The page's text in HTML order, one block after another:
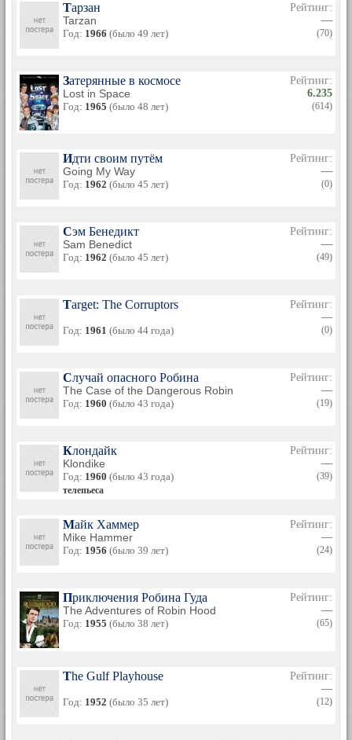
Тарзан
Tarzan
Год: 1966 (было 49 лет)
Рейтинг:
—
(70)
Затерянные в космосе
Lost in Space
Год: 1965 (было 48 лет)
Рейтинг:
6.235
(614)
Идти своим путём
Going My Way
Год: 1962 (было 45 лет)
Рейтинг:
—
(0)
Сэм Бенедикт
Sam Benedict
Год: 1962 (было 45 лет)
Рейтинг:
—
(49)
Target: The Corruptors
Год: 1961 (было 44 года)
Рейтинг:
—
(0)
Случай опасного Робина
The Case of the Dangerous Robin
Год: 1960 (было 43 года)
Рейтинг:
—
(19)
Клондайк
Klondike
Год: 1960 (было 43 года)
телепьеса
Рейтинг:
—
(39)
Майк Хаммер
Mike Hammer
Год: 1956 (было 39 лет)
Рейтинг:
—
(24)
Приключения Робина Гуда
The Adventures of Robin Hood
Год: 1955 (было 38 лет)
Рейтинг:
—
(65)
The Gulf Playhouse
Год: 1952 (было 35 лет)
Рейтинг:
—
(12)